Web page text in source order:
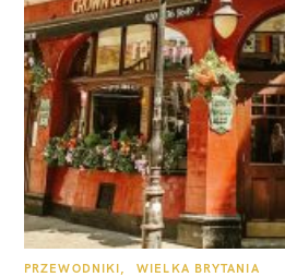
K
PRZEWODNIKI WIELKA BRYTANIA